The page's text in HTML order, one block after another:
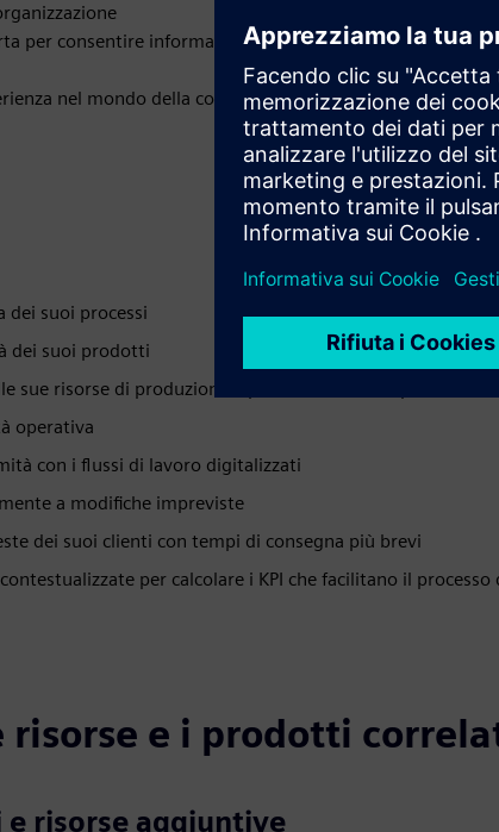
per consentire informazioni in tempo reale, migliorare i
nel mondo della consulenza farmaceutica
dei suoi processi
dei suoi prodotti
sue risorse di produzione e previeni eventuali perdite di
operativa
con i flussi di lavoro digitalizzati
a modifiche impreviste
dei suoi clienti con tempi di consegna più brevi
per calcolare i KPI che facilitano il processo
risorse e i prodotti
risorse aggiuntive